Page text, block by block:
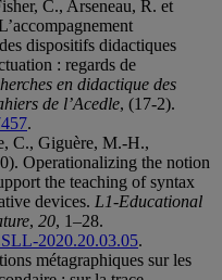
C., Arseneau, R. et
dispositifs didactiques
: regards de
en didactique des
de l’Acedle, (17-2).
.
C., Giguère, M.-H.,
Operationalizing the notion
the teaching of syntax
devices. L1-Educational
, 20, 1–28.
2020.20.03.05.
métagraphiques sur les